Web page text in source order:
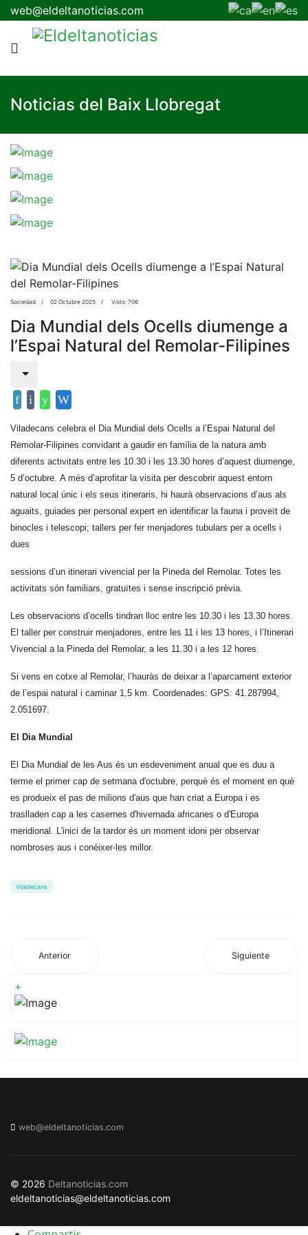
web@eldeltanoticias.com
Noticias del Baix Llobregat
Sociedad 02 Octubre 2025 Visto: 706
Dia Mundial dels Ocells diumenge a
l’Espai Natural del Remolar-Filipines
Viladecans celebra el Dia Mundial dels Ocells a l’Espai Natural del
Remolar-Filipines convidant a gaudir en família de la natura amb
diferents activitats entre les 10.30 i les 13.30 hores d’aquest diumenge,
5 d’octubre. A més d’aprofitar la visita per descobrir aquest entorn
natural local únic i els seus itineraris, hi haurà observacions d’aus als
aguaits, guiades per personal expert en identificar la fauna i proveït de
binocles i telescopi; tallers per fer menjadores tubulars per a ocells i
dues
sessions d’un itinerari vivencial per la Pineda del Remolar. Totes les
activitats són familiars, gratuïtes i sense inscripció prèvia.
Les observacions d’ocells tindran lloc entre les 10.30 i les 13.30 hores.
El taller per construir menjadores, entre les 11 i les 13 hores, i l’Itinerari
Vivencial a la Pineda del Remolar, a les 11.30 i a les 12 hores.
Si vens en cotxe al Remolar, l’hauràs de deixar a l’aparcament exterior
de l’espai natural i caminar 1,5 km. Coordenades: GPS: 41.287994,
2.051697.
El Dia Mundial
El Dia Mundial de les Aus és un esdeveniment anual que es duu a
terme el primer cap de setmana d'octubre, perquè és el moment en què
es produeix el pas de milions d'aus que han criat a Europa i es
traslladen cap a les casernes d'hivernada africanes o d'Europa
meridional. L'inici de la tardor és un moment idoni per observar
nombroses aus i conèixer-les millor.
Viladecans
Anterior Siguiente
+
web@eldeltanoticias.com
© 2026 Deltanoticias.com
eldeltanoticias@eldeltanoticias.com